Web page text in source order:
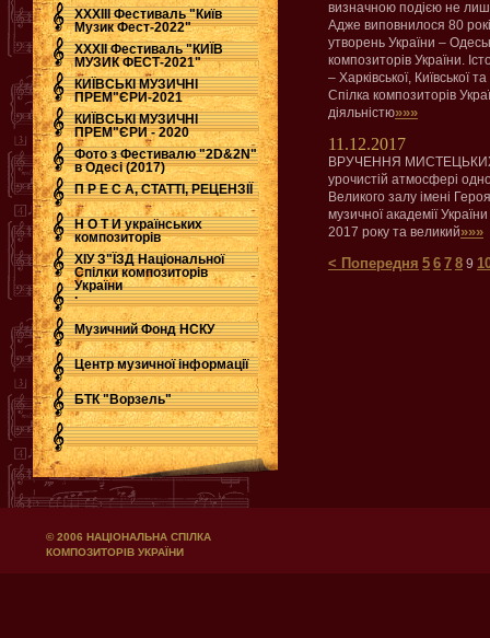
ХХХІІІ Фестиваль "Київ
Музик Фест-2022"
ХХХІІ Фестиваль "КИЇВ
МУЗИК ФЕСТ-2021"
КИЇВСЬКІ МУЗИЧНІ
ПРЕМ"ЄРИ-2021
КИЇВСЬКІ МУЗИЧНІ
ПРЕМ"ЄРИ - 2020
Фото з Фестивалю "2D&2N"
в Одесі (2017)
П Р Е С А, СТАТТІ, РЕЦЕНЗІЇ
Н О Т И українських
композиторів
ХІУ З"ЇЗД Національної
Спілки композиторів
України
.
Музичний Фонд НСКУ
Центр музичної інформації
БТК "Ворзель"
визначною подією не
Адже виповнилося 80
утворень України –
композиторів України.
– Харківської, Київської
Спілка композиторів
діяльністю»»»
11.12.2017
ВРУЧЕННЯ МИСТЕЦЬКИХ
урочистій атмосфері
Великого залу імені
музичної академії
2017 року та великий»»»
< Попередня 5 6 7 8 9
© 2006 НАЦІОНАЛЬНА СПІЛКА
КОМПОЗИТОРІВ УКРАЇНИ